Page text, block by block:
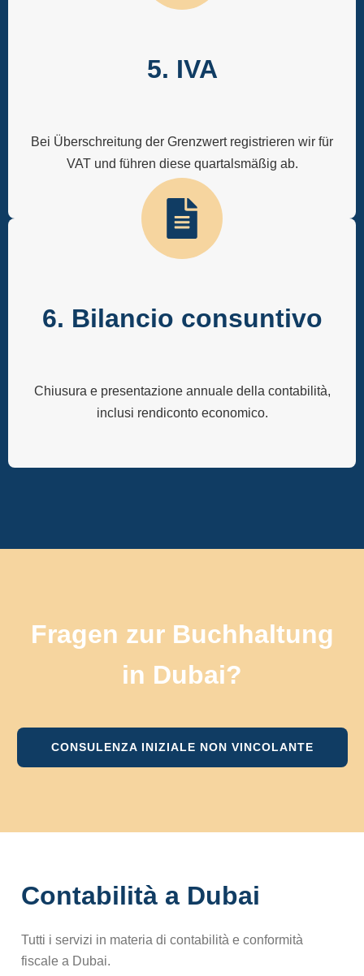
5. IVA
Bei Überschreitung der Grenzwert registrieren wir für
VAT und führen diese quartalsmäßig ab.
6. Bilancio consuntivo
Chiusura e presentazione annuale della contabilità,
inclusi rendiconto economico.
Fragen zur Buchhaltung
in Dubai?
CONSULENZA INIZIALE NON VINCOLANTE
Contabilità a Dubai
Tutti i servizi in materia di contabilità e conformità
fiscale a Dubai.